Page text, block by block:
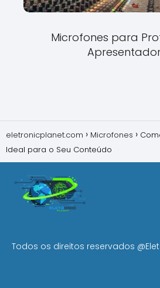
Microfones para
eletronicplanet.com Microfones
Ideal para o Seu Conteúdo
Todos os direitos reservados